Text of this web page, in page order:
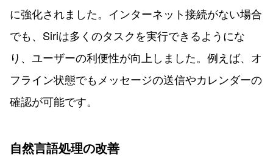
に強化されました。インターネット接続がない場合
でも、Siriは多くのタスクを実行できるようにな
り、ユーザーの利便性が向上しました。例えば、オ
フライン状態でもメッセージの送信やカレンダーの
確認が可能です。
自然言語処理の改善